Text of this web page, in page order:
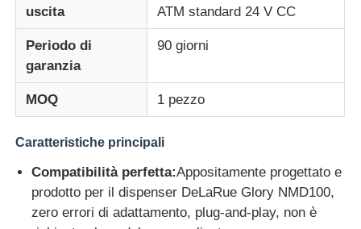
Controllo di qualità
Contattaci
notizie
Tutti i casi
Richiedere un preventivo
uscita
ATM standard 24 V CC
Periodo di
garanzia
90 giorni
MOQ 1 pezzo
Caratteristiche principali
Compatibilità perfetta:Appositamente progettato e
prodotto per il dispenser DeLaRue Glory NMD100,
zero errori di adattamento, plug-and-play, non è